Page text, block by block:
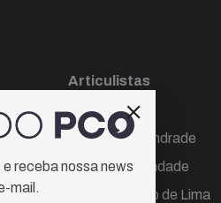
Articulistas
Décio Freire
Dr Marcos Andrade
Hamilton Trindade
Igor Carvalho de Lima
receba nossa news
mail.